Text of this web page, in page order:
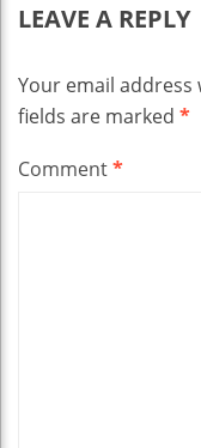
LEAVE A REPLY
Your email
fields are marked *
Comment*